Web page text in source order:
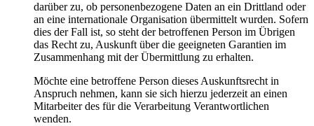
darüber zu, ob personenbezogene Daten an ein Drittland oder
an eine internationale Organisation übermittelt wurden. Sofern
dies der Fall ist, so steht der betroffenen Person im Übrigen
das Recht zu, Auskunft über die geeigneten Garantien im
Zusammenhang mit der Übermittlung zu erhalten.
Möchte eine betroffene Person dieses Auskunftsrecht in
Anspruch nehmen, kann sie sich hierzu jederzeit an einen
Mitarbeiter des für die Verarbeitung Verantwortlichen
wenden.